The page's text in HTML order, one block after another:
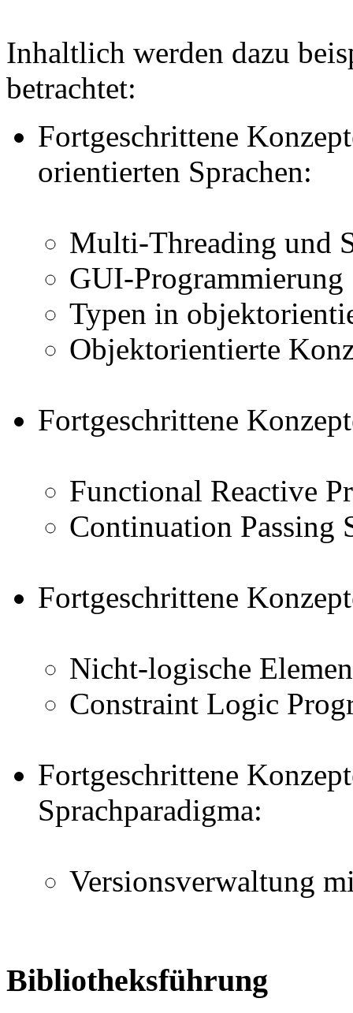
Inhaltlich werden dazu
betrachtet:
Fortgeschrittene
orientierten Sprachen:
Multi-Threading und
GUI-Programmierung
Typen in
Objektorientierte
Fortgeschrittene
Functional Reactive
Continuation Passing
Fortgeschrittene
Nicht-logische
Constraint Logic
Fortgeschrittene
Sprachparadigma:
Versionsverwaltung
Bibliotheksführung